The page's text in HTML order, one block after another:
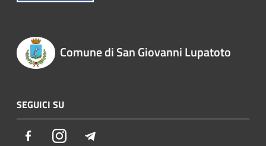
Comune di San Giovanni Lupatoto
SEGUICI SU
FacebookInstagram